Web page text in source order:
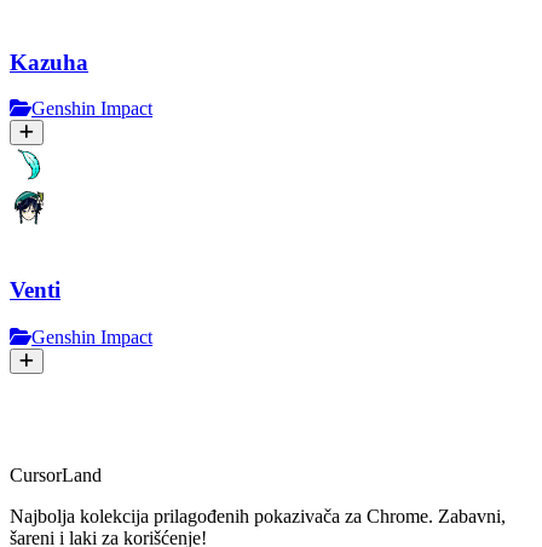
Kazuha
Genshin Impact
Venti
Genshin Impact
CursorLand
Najbolja kolekcija prilagođenih pokazivača za Chrome. Zabavni,
šareni i laki za korišćenje!